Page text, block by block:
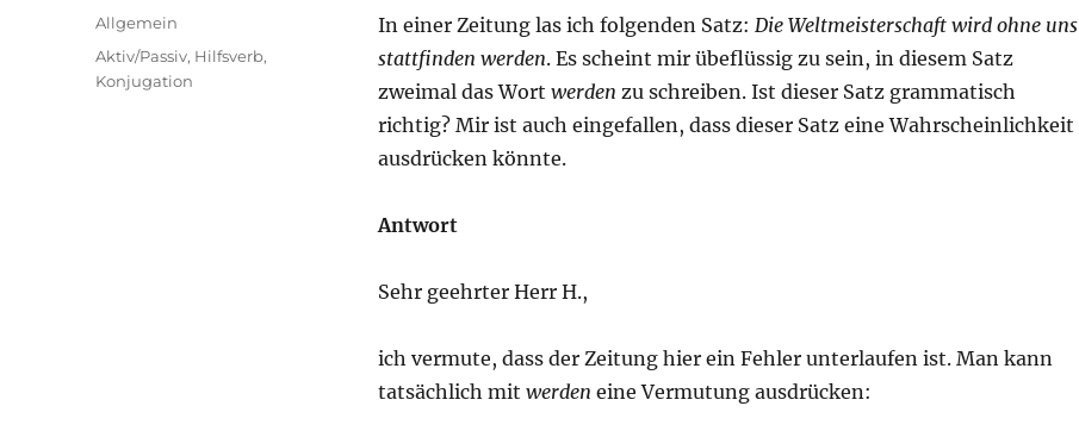
In einer Zeitung las ich folgenden Satz: Die Weltmeisterschaft wird ohne uns
stattfinden werden. Es scheint mir übeflüssig zu sein, in diesem Satz
zweimal das Wort werden zu schreiben. Ist dieser Satz grammatisch
richtig? Mir ist auch eingefallen, dass dieser Satz eine Wahrscheinlichkeit
ausdrücken könnte.
Antwort
Sehr geehrter Herr H.,
ich vermute, dass der Zeitung hier ein Fehler unterlaufen ist. Man kann
tatsächlich mit werden eine Vermutung ausdrücken:
am
Kategorien
Allgemein
Schlagwörter
Aktiv/Passiv, Hilfsverb,
Konjugation